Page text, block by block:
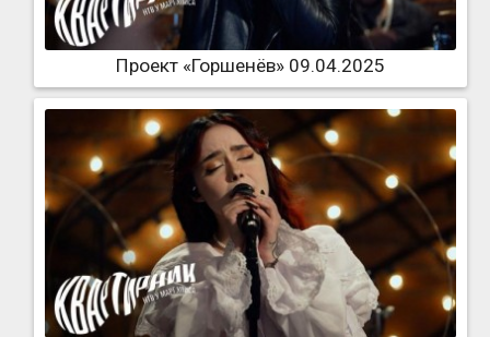
Проект «Горшенёв» 09.04.2025